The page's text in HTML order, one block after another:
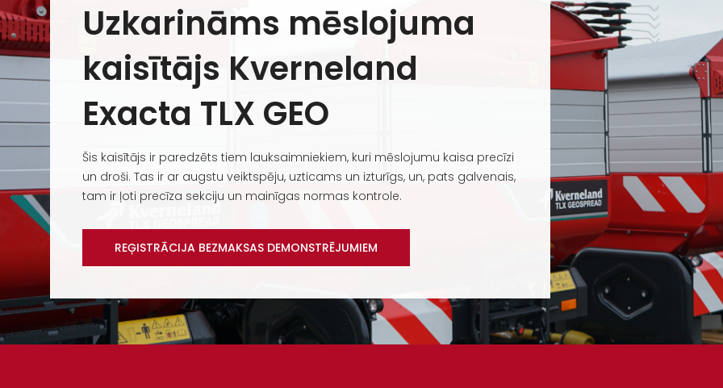
Uzkarināms mēslojuma
kaisītājs Kverneland
Exacta TLX GEO
Šis kaisītājs ir paredzēts tiem lauksaimniekiem, kuri mēslojumu kaisa precīzi
un droši. Tas ir ar augstu veiktspēju, uzticams un izturīgs, un, pats galvenais,
tam ir ļoti precīza sekciju un mainīgas normas kontrole.
REĢISTRĀCIJA BEZMAKSAS DEMONSTRĒJUMIEM